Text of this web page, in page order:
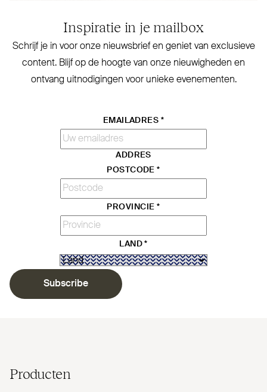
Inspiratie in je mailbox
Schrijf je in voor onze nieuwsbrief en geniet van exclusieve
content. Blijf op de hoogte van onze nieu­wigheden en
ontvang uit­no­digingen voor unieke evenementen.
EMAILADRES *
ADDRES
POSTCODE*
PROVINCIE*
LAND*
Subscribe
Producten